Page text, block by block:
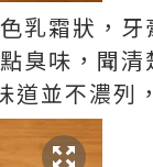
乳霜狀，牙
臭味，聞
道並不濃列